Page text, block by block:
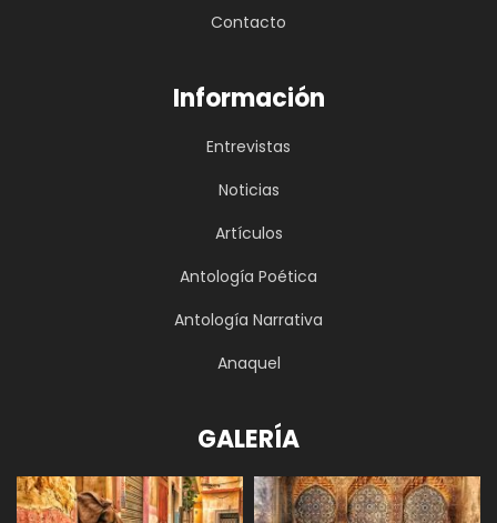
Contacto
Información
Entrevistas
Noticias
Artículos
Antología Poética
Antología Narrativa
Anaquel
GALERÍA